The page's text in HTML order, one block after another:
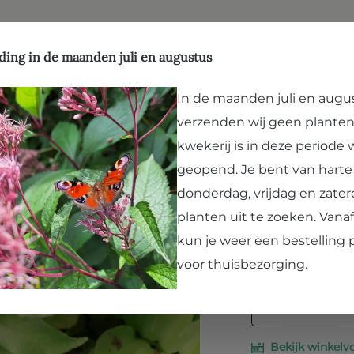
Ijzervaren,
Prijzen incl. BTW
Selecteer
P9
Bekijk
in de maanden juli en augustus
In de maanden juli en
verzenden wij geen
kwekerij is in deze periode
geopend. Je bent van
donderdag, vrijdag en
planten uit te zoeken.
kun je weer een bestelling
voor thuisbezorging.